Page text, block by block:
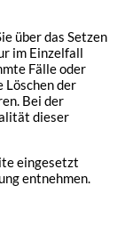
über das Setzen
im Einzelfall
Fälle oder
Löschen der
Bei der
dieser
eingesetzt
entnehmen.